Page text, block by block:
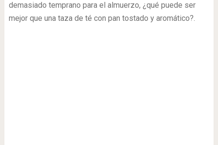
demasiado temprano para el almuerzo, ¿qué puede ser
mejor que una taza de té con pan tostado y aromático?.